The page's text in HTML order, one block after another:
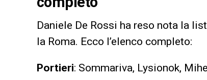
Daniele De Rossi ha reso nota la
la Roma. Ecco l’elenco completo:
Portieri: Sommariva, Lysionok,